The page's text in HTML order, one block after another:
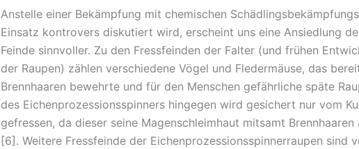
Anstelle einer Bekämpfung mit chemischen
Einsatz kontrovers diskutiert wird, erscheint uns eine Ansiedlung
Feinde sinnvoller. Zu den Fressfeinden der Falter (und frühen
der Raupen) zählen verschiedene Vögel und Fledermäuse, das
Brennhaaren bewehrte und für den Menschen gefährliche späte
des Eichenprozessionsspinners hingegen wird gesichert nur vom
gefressen, da dieser seine Magenschleimhaut mitsamt Brennhaaren
[6]. Weitere Fressfeinde der Eichenprozessionsspinnerraupen sind